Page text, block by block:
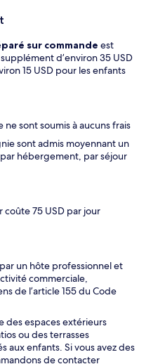
sur commande est
d’environ 35 USD
15 USD pour les enfants
ne sont soumis à aucuns frais
sont admis moyennant un
hébergement, par séjour
coûte 75 USD par jour
un hôte professionnel et
commerciale,
de l’article 155 du Code
espaces extérieurs
ou des terrasses
aux enfants. Si vous avez des
de contacter